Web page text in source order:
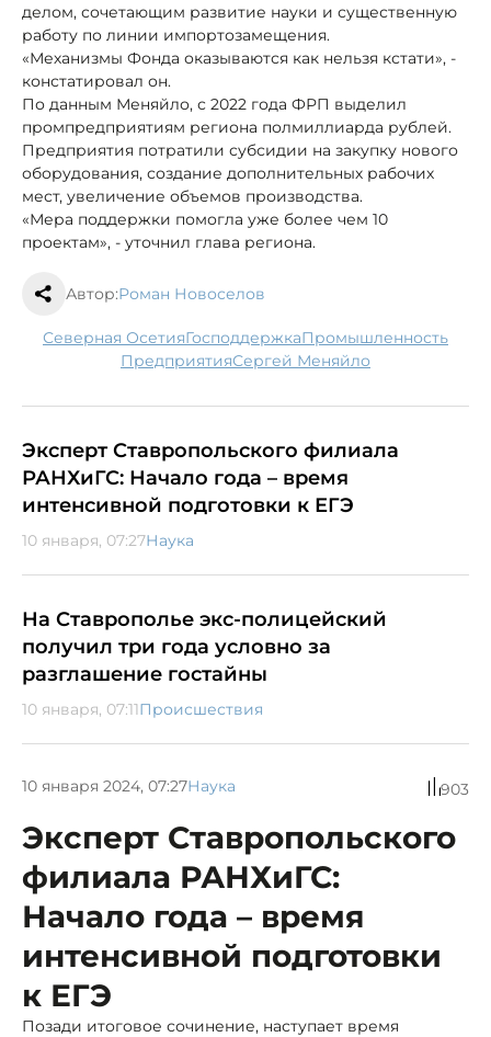
делом, сочетающим развитие науки и существенную
работу по линии импортозамещения.
«Механизмы Фонда оказываются как нельзя кстати», -
констатировал он.
По данным Меняйло, с 2022 года ФРП выделил
промпредприятиям региона полмиллиарда рублей.
Предприятия потратили субсидии на закупку нового
оборудования, создание дополнительных рабочих
мест, увеличение объемов производства.
«Мера поддержки помогла уже более чем 10
проектам», - уточнил глава региона.
Автор:Роман Новоселов
Северная Осетия господдержка
промышленность
предприятия
Сергей Меняйло
Эксперт Ставропольского филиала
РАНХиГС: Начало года – время
интенсивной подготовки к ЕГЭ
10 января, 07:27Наука
На Ставрополье экс-полицейский
получил три года условно за
разглашение гостайны
10 января, 07:11Происшествия
10 января 2024, 07:27Наука 903
Эксперт Ставропольского
филиала РАНХиГС:
Начало года – время
интенсивной подготовки
к ЕГЭ
Позади итоговое сочинение, наступает время